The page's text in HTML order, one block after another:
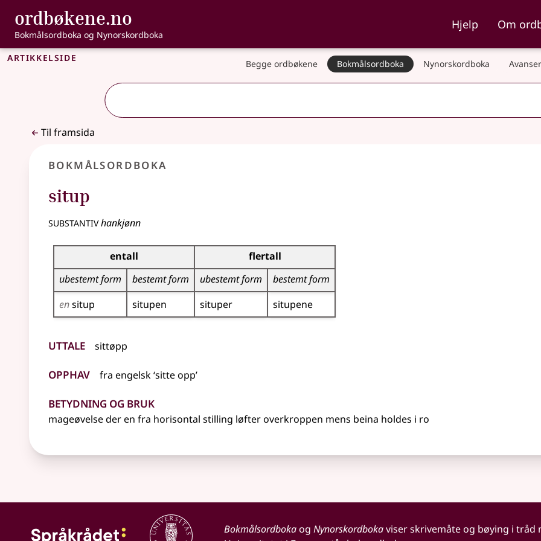
Gå til hovudinnhald
Tilgjenge
ordbøkene.no , Bokmålsordboka og Nynorskordboka
Bokmålsordboka og Nynorskordboka
Hjelp Om
Artikkelside Begge ordbøkene Bokmålsordboka Nynorskordboka
Til framsida
Bokmålsordboka
situp
substantivhankjønn
Bøyingstabell for dette substantivet
entall
flertall
ubestemt form
bestemt form ubestemt form
bestemt form
ensitup situpen situper situpene
Uttale sittøpp
Opphav fra engelsk‘sitte opp’
Betydning og bruk
mageøvelse der en fra horisontal stilling løfter overkroppen mens beina holdes i ro
Bokmålsordbokaog Nynorskordbokaviser skrivemåte og bøying i tråd